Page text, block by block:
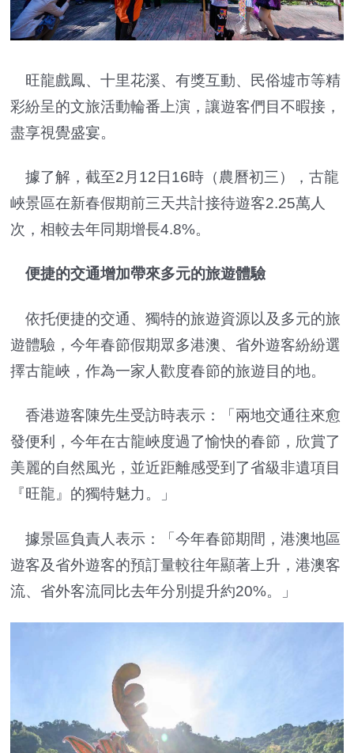
旺龍戲鳳、十里花溪、有獎互動、民俗墟市等精
彩紛呈的文旅活動輪番上演，讓遊客們目不暇接，
盡享視覺盛宴。
據了解，截至2月12日16時（農曆初三），古龍
峽景區在新春假期前三天共計接待遊客2.25萬人
次，相較去年同期增長4.8%。
便捷的交通增加帶來多元的旅遊體驗
依托便捷的交通、獨特的旅遊資源以及多元的旅
遊體驗，今年春節假期眾多港澳、省外遊客紛紛選
擇古龍峽，作為一家人歡度春節的旅遊目的地。
香港遊客陳先生受訪時表示：「兩地交通往來愈
發便利，今年在古龍峽度過了愉快的春節，欣賞了
美麗的自然風光，並近距離感受到了省級非遺項目
『旺龍』的獨特魅力。」
據景區負責人表示：「今年春節期間，港澳地區
遊客及省外遊客的預訂量較往年顯著上升，港澳客
流、省外客流同比去年分別提升約20%。」